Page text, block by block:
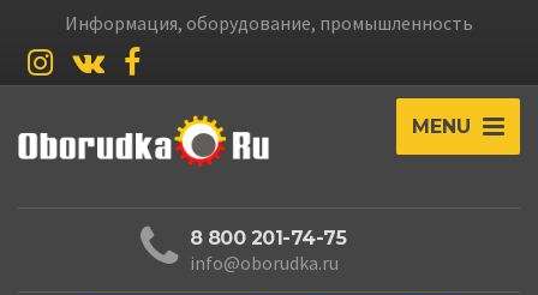
Информация, оборудование, промышленность
MENU
8 800 201-74-75
info@oborudka.ru